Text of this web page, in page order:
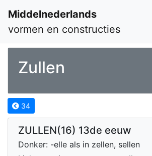
Middelnederlands
vormen en constructies
Zullen
34
ZULLEN(16) 13de eeuw
Donker: -elle als in zellen, sellen